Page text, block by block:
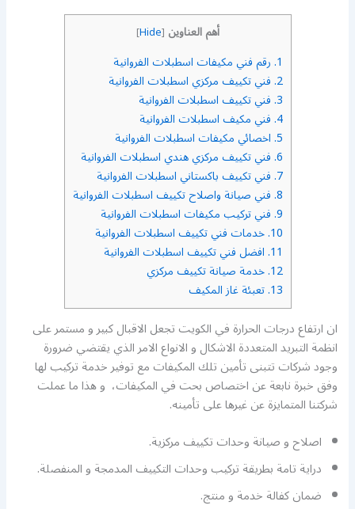
أهم العناوين [
Hide
]
1. رقم فني مكيفات اسطبلات الفروانية
2. فني تكييف مركزي اسطبلات الفروانية
3. فني تكييف اسطبلات الفروانية
4. فني مكيف اسطبلات الفروانية
5. اخصائي مكيفات اسطبلات الفروانية
6. فني تكييف مركزي هندي اسطبلات الفروانية
7. فني تكييف باكستاني اسطبلات الفروانية
8. فني صيانة واصلاح تكييف اسطبلات الفروانية
9. فني تركيب مكيفات اسطبلات الفروانية
10. خدمات فني تكييف اسطبلات الفروانية
11. افضل فني تكييف اسطبلات الفروانية
12. خدمة صيانة تكييف مركزي
13. تعبئة غاز المكيف
ان ارتفاع درجات الحرارة في الكويت تجعل الاقبال كبير و مستمر على
انظمة التبريد المتعددة الاشكال و الانواع الامر الذي يقتضي ضرورة
وجود شركات تتبنى تأمين تلك المكيفات مع توفير خدمة تركيب لها
وفق خبرة نابعة عن اختصاص بحت في المكيفات، و هذا ما عملت
شركتنا المتمايزة عن غيرها على تأمينه.
اصلاح و صيانة وحدات تكييف مركزية.
دراية تامة بطريقة تركيب وحدات التكييف المدمجة و المنفصلة.
ضمان كفالة خدمة و منتج.